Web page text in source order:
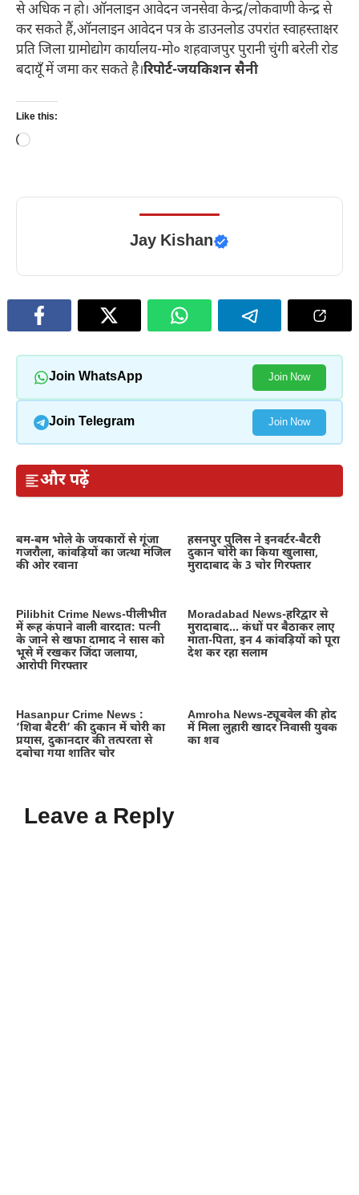
से अधिक न हो। ऑनलाइन आवेदन जनसेवा केन्द्र/लोकवाणी केन्द्र से
कर सकते हैं,ऑनलाइन आवेदन पत्र के डाउनलोड उपरांत स्वाहस्ताक्षर
प्रति जिला ग्रामोद्योग कार्यालय-मो० शहवाजपुर पुरानी चुंगी बरेली रोड
बदायूँ में जमा कर सकते है।रिपोर्ट-जयकिशन सैनी
Like this:
Loading…
Jay Kishan
Join WhatsApp Join Now
Join Telegram Join Now
और पढ़ें
बम-बम भोले के जयकारों से गूंजा
गजरौला, कांवड़ियों का जत्था मंजिल
की ओर रवाना
हसनपुर पुलिस ने इनवर्टर-बैटरी
दुकान चोरी का किया खुलासा,
मुरादाबाद के 3 चोर गिरफ्तार
Pilibhit Crime News-पीलीभीत
में रूह कंपाने वाली वारदात: पत्नी
के जाने से खफा दामाद ने सास को
भूसे में रखकर जिंदा जलाया,
आरोपी गिरफ्तार
Moradabad News-हरिद्वार से
मुरादाबाद… कंधों पर बैठाकर लाए
माता-पिता, इन 4 कांवड़ियों को पूरा
देश कर रहा सलाम
Hasanpur Crime News :
‘शिवा बैटरी’ की दुकान में चोरी का
प्रयास, दुकानदार की तत्परता से
दबोचा गया शातिर चोर
Amroha News-ट्यूबवेल की होद
में मिला लुहारी खादर निवासी युवक
का शव
Leave a Reply